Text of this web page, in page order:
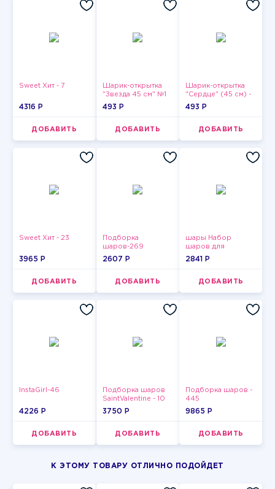
Sweet Хит - 7
4316 P
ДОБАВИТЬ
Шарик-открытка
"Звезда 45 см" №1
493 P
ДОБАВИТЬ
Шарик-открытка
"Сердце" (45 см) -
2
493 P
ДОБАВИТЬ
Sweet Хит - 23
3965 P
ДОБАВИТЬ
Подборка
шаров-269
2607 P
ДОБАВИТЬ
шары Набор
шаров для
девушки-5
2841 P
ДОБАВИТЬ
InstaGirl-46
4226 P
ДОБАВИТЬ
Подборка шаров
SaintValentine - 10
3750 P
ДОБАВИТЬ
Подборка шаров -
445
9865 P
ДОБАВИТЬ
К ЭТОМУ ТОВАРУ ОТЛИЧНО ПОДОЙДЕТ